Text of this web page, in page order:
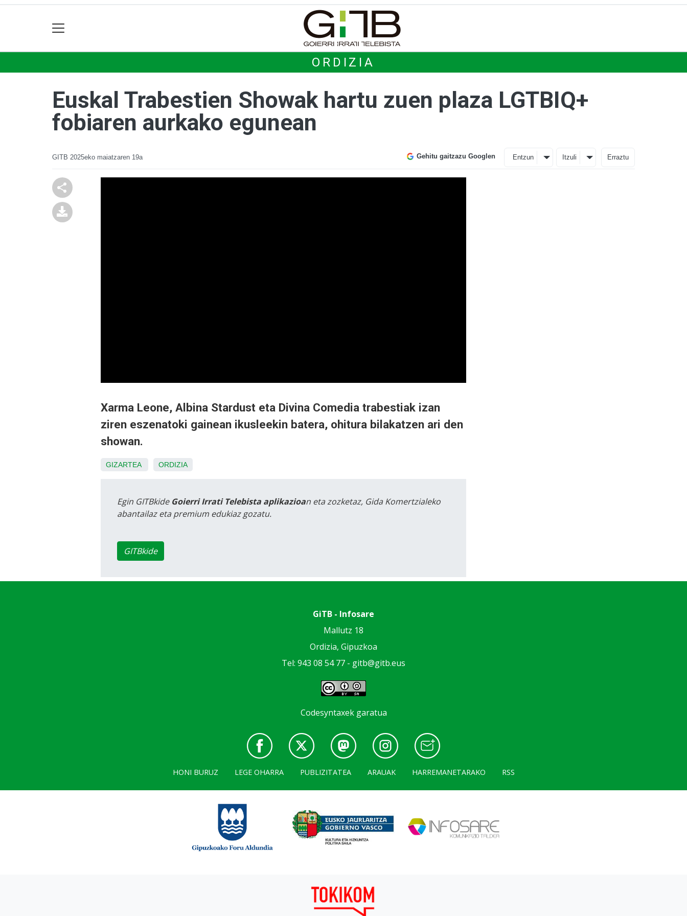
ORDIZIA
Euskal Trabestien Showak hartu zuen plaza LGTBIQ+
fobiaren aurkako egunean
GITB 2025eko maiatzaren 19a Gehitu gaitzazu Googlen Entzun Itzuli Erraztu
Xarma Leone, Albina Stardust eta Divina Comedia trabestiak izan
ziren eszenatoki gainean ikusleekin batera, ohitura bilakatzen ari den
showan.
GIZARTEA ORDIZIA
Egin GITBkide Goierri Irrati Telebista aplikazioan eta zozketaz, Gida Komertzialeko
abantailaz eta premium edukiaz gozatu.
GITBkide
GiTB - Infosare
Mallutz 18
Ordizia, Gipuzkoa
Tel: 943 08 54 77 - gitb@gitb.eus
Codesyntaxek garatua
HONI BURUZ LEGE OHARRA PUBLIZITATEA ARAUAK HARREMANETARAKO RSS